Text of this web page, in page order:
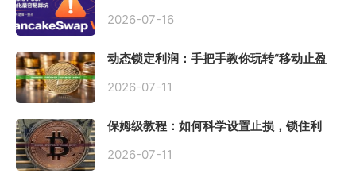
初始化
2026-07-16
动态锁定利润：手把手教你玩转“移动止盈
2026-07-11
保姆级教程：如何科学设置止损，锁住利
2026-07-11